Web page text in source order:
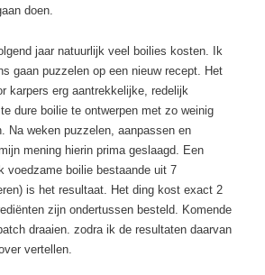
doen.
jaar natuurlijk veel boilies kosten. Ik
gaan puzzelen op een nieuw recept. Het
karpers erg aantrekkelijke, redelijk
dure boilie te ontwerpen met zo weinig
Na weken puzzelen, aanpassen en
mening hierin prima geslaagd. Een
voedzame boilie bestaande uit 7
is het resultaat. Het ding kost exact 2
zijn ondertussen besteld. Komende
draaien. zodra ik de resultaten daarvan
vertellen.